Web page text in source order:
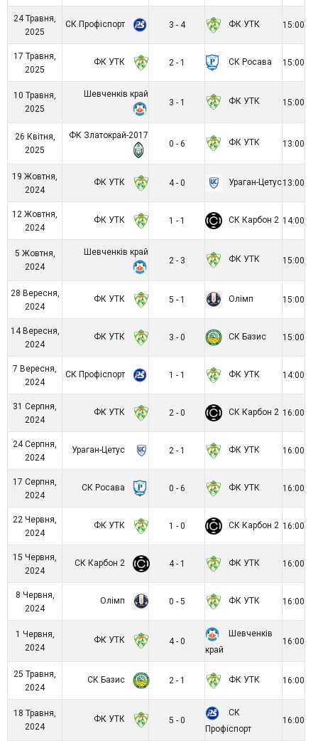
24 Травня,
2025
СК Профіспорт 3 - 4 ФК УТК 15:00
17 Травня,
2025
ФК УТК 2 - 1 СК Росава 15:00
10 Травня,
2025
Шевченків край
3 - 1
ФК УТК 15:00
26 Квітня,
2025
ФК Златокрай-2017
0 - 6
ФК УТК 13:00
19 Жовтня,
2024
ФК УТК 4 - 0 Ураган-Цетус13:00
12 Жовтня,
2024
ФК УТК 1 - 1 СК Карбон 2 14:00
5 Жовтня,
2024
Шевченків край
2 - 3
ФК УТК 15:00
28 Вересня,
2024
ФК УТК 5 - 1 Олімп 15:00
14 Вересня,
2024
ФК УТК 3 - 0 СК Базис 15:00
7 Вересня,
2024
СК Профіспорт 1 - 1 ФК УТК 14:00
31 Серпня,
2024
ФК УТК 2 - 0 СК Карбон 2 16:00
24 Серпня,
2024
Ураган-Цетус 2 - 1 ФК УТК 16:00
17 Серпня,
2024
СК Росава 0 - 6 ФК УТК 16:00
22 Червня,
2024
ФК УТК 1 - 0 СК Карбон 2 16:00
15 Червня,
2024
СК Карбон 2 4 - 1 ФК УТК 16:00
8 Червня,
2024
Олімп 0 - 5 ФК УТК 16:00
1 Червня,
2024
ФК УТК 4 - 0
Шевченків
край
16:00
25 Травня,
2024
СК Базис 2 - 1 ФК УТК 16:00
18 Травня,
2024
ФК УТК 5 - 0
СК
Профіспорт
16:00